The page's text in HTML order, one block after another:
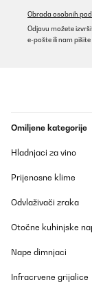
Amazon user
Prevedi
macht er
dezenten
die 4
Die Uhren
werde auch
Fach
Absolute
Amazon-Benutzer
Obrada osobnih
Odjavu možete
e-pošte ili nam pišite
Omiljene kategorije
Hladnjaci za vino
Prijenosne klime
Odvlaživači zraka
Otočne kuhinjske
Nape dimnjaci
Infracrvene grijalice